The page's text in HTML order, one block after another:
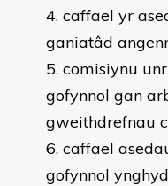
caffael yr
ganiatâd
comisiynu
gofynnol gan
gweithdrefnau
caffael
gofynnol